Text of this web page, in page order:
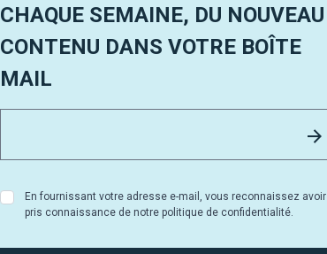
CHAQUE SEMAINE, DU NOUVEAU
CONTENU DANS VOTRE BOÎTE
MAIL
En fournissant votre adresse e-mail, vous reconnaissez avoir
pris connaissance de notre politique de confidentialité.